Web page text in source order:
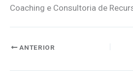
Coaching e Consultoria de
ANTERIOR